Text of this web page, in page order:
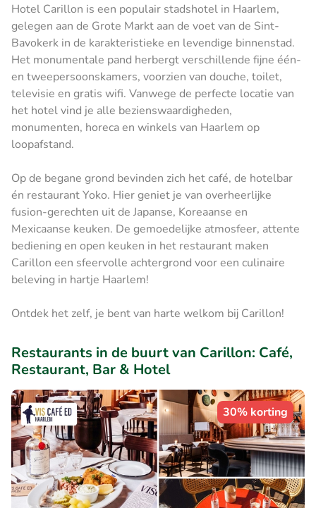
Hotel Carillon is een populair stadshotel in Haarlem,
gelegen aan de Grote Markt aan de voet van de Sint-
Bavokerk in de karakteristieke en levendige binnenstad.
Het monumentale pand herbergt verschillende fijne één-
en tweepersoonskamers, voorzien van douche, toilet,
televisie en gratis wifi. Vanwege de perfecte locatie van
het hotel vind je alle bezienswaardigheden,
monumenten, horeca en winkels van Haarlem op
loopafstand.
Op de begane grond bevinden zich het café, de hotelbar
én restaurant Yoko. Hier geniet je van overheerlijke
fusion-gerechten uit de Japanse, Koreaanse en
Mexicaanse keuken. De gemoedelijke atmosfeer, attente
bediening en open keuken in het restaurant maken
Carillon een sfeervolle achtergrond voor een culinaire
beleving in hartje Haarlem!
Ontdek het zelf, je bent van harte welkom bij Carillon!
Restaurants in de buurt van Carillon: Café,
Restaurant, Bar & Hotel
30% korting